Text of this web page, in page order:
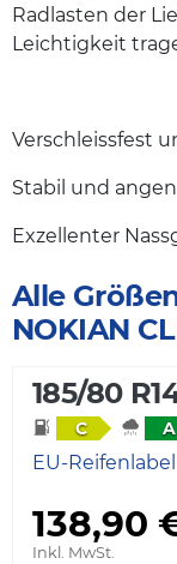
Radlasten der
Leichtigkeit
Verschleissfest
Stabil und
Exzellenter
Alle
NOKIAN
185/80
C A
EU-Reifenlabel
138,90
Inkl. MwSt.